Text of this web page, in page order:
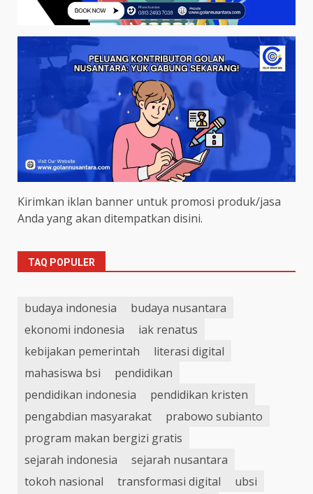
Kirimkan iklan banner untuk promosi produk/jasa
Anda yang akan ditempatkan disini.
TAQ POPULER
budaya indonesia
budaya nusantara
ekonomi indonesia
iak renatus
kebijakan pemerintah
literasi digital
mahasiswa bsi
pendidikan
pendidikan indonesia
pendidikan kristen
pengabdian masyarakat
prabowo subianto
program makan bergizi gratis
sejarah indonesia
sejarah nusantara
tokoh nasional
transformasi digital
ubsi